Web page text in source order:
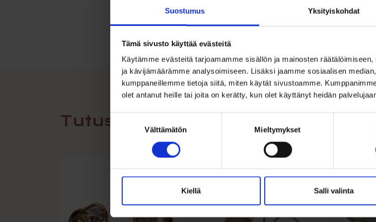
Suostumus Yksityiskohdat
Tämä sivusto käyttää evästeitä
Käytämme evästeitä tarjoamamme sisällön ja mainosten
ja kävijämäärämme analysoimiseen. Lisäksi jaamme sosiaalisen
kumppaneillemme tietoja siitä, miten käytät sivustoamme.
olet antanut heille tai joita on kerätty, kun olet käyttänyt heidän
Suostumuksen
Välttämätön Mieltymykset
Kiellä Salli valinta
Ohjeita sormuksen tai
Tutustu myös
ALE